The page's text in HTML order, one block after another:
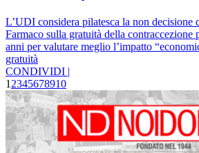
L’UDI considera pilatesca la non decisione
Farmaco sulla gratuità della contraccezione
anni per valutare meglio l’impatto
gratuità
CONDIVIDI |
1 2345678910